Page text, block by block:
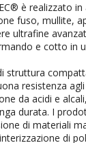
è realizzato in
fuso, mullite,
ultrafine
e cotto in
struttura
resistenza
da acidi e
durata. I
di materiali
di